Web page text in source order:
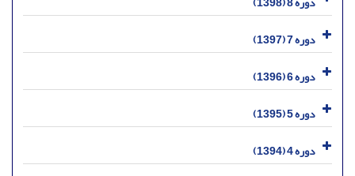
دوره 7 (1397)
دوره 6 (1396)
دوره 5 (1395)
دوره 4 (1394)